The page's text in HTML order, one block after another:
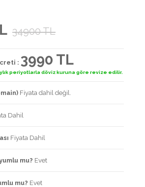
34900 TL
: 3990 TL
periyotlarla döviz kuruna göre revize edilir.
Fiyata dahil değil.
Dahil
Fiyata Dahil
mu? Evet
mu? Evet